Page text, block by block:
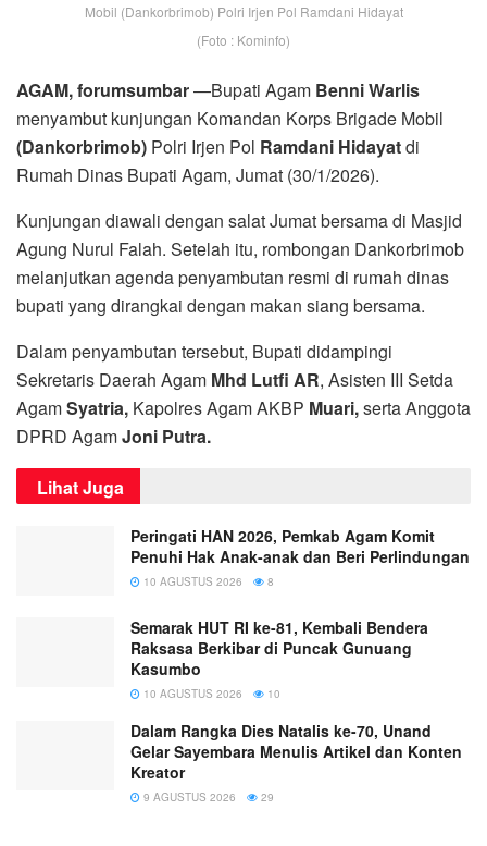
Mobil (Dankorbrimob) Polri Irjen Pol Ramdani Hidayat
(Foto : Kominfo)
AGAM, forumsumbar—Bupati Agam Benni Warlis
menyambut kunjungan Komandan Korps Brigade Mobil
(Dankorbrimob) Polri Irjen Pol Ramdani Hidayatdi
Rumah Dinas Bupati Agam, Jumat (30/1/2026).
Kunjungan diawali dengan salat Jumat bersama di Masjid
Agung Nurul Falah. Setelah itu, rombongan Dankorbrimob
melanjutkan agenda penyambutan resmi di rumah dinas
bupati yang dirangkai dengan makan siang bersama.
Dalam penyambutan tersebut, Bupati didampingi
Sekretaris Daerah Agam Mhd Lutfi AR, Asisten III Setda
AgamSyatria, Kapolres Agam AKBP Muari,serta Anggota
DPRD AgamJoni Putra.
Lihat Juga
Peringati HAN 2026, Pemkab Agam Komit
Penuhi Hak Anak-anak dan Beri Perlindungan
10 AGUSTUS 2026 8
Semarak HUT RI ke-81, Kembali Bendera
Raksasa Berkibar di Puncak Gunuang
Kasumbo
10 AGUSTUS 2026 10
Dalam Rangka Dies Natalis ke-70, Unand
Gelar Sayembara Menulis Artikel dan Konten
Kreator
9 AGUSTUS 2026 29